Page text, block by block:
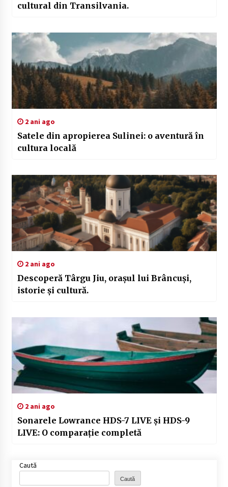
cultural din Transilvania.
2 ani ago
Satele din apropierea Sulinei: o aventură în
cultura locală
2 ani ago
Descoperă Târgu Jiu, orașul lui Brâncuși,
istorie și cultură.
2 ani ago
Sonarele Lowrance HDS-7 LIVE și HDS-9
LIVE: O comparație completă
Caută
Caută